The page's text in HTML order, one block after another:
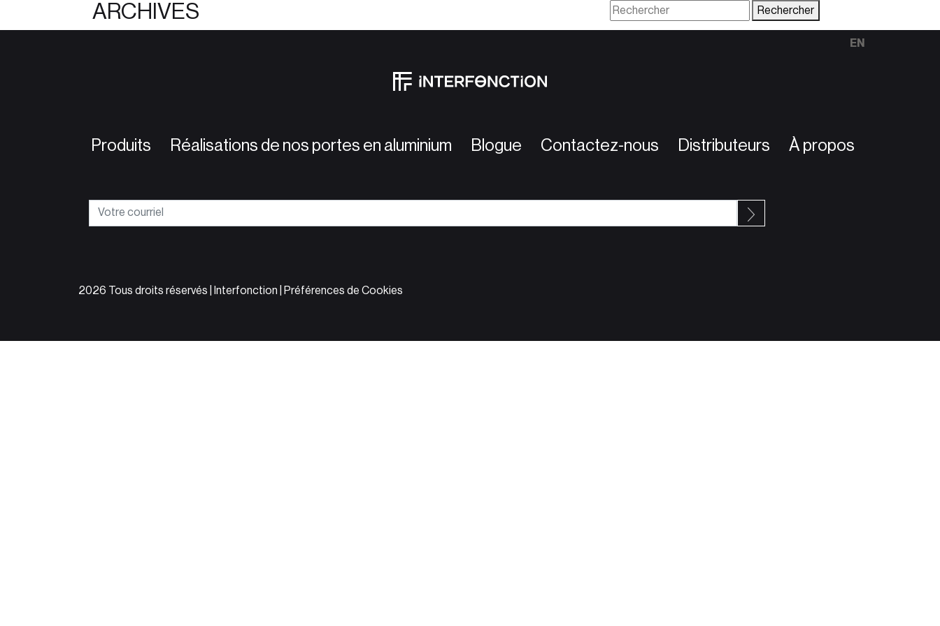
EN
ARCHIVES Rechercher
Produits Réalisations de nos portes en aluminium Blogue Contactez-nous Distributeurs À propos
2026 Tous droits réservés | Interfonction | Préférences de Cookies